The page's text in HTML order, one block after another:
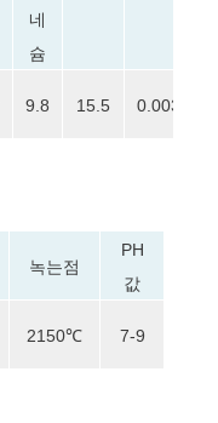
네
슘
9.8 15.5 0.003
녹는점
PH
값
2150℃ 7-9